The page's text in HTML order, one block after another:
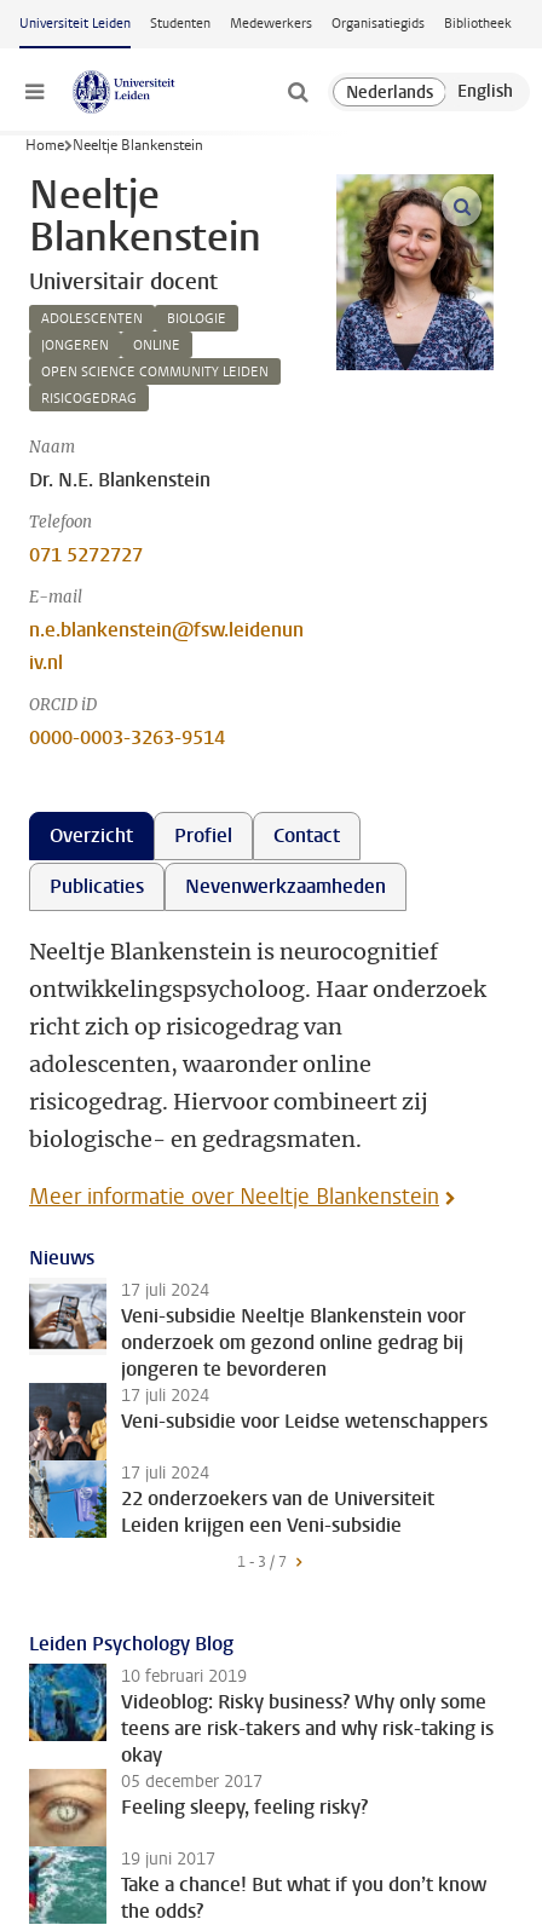
Ga naar hoofdinhoud
Universiteit Leiden Studenten Medewerkers Organisatiegids Bibliotheek
Menu
Home Neeltje Blankenstein
Neeltje
Blankenstein
Universitair docent
ADOLESCENTEN
BIOLOGIE
JONGEREN
ONLINE
OPEN SCIENCE COMMUNITY LEIDEN
RISICOGEDRAG
Naam
Dr. N.E. Blankenstein
Telefoon
071 5272727
E-mail
n.e.blankenstein@fsw.leidenun
iv.nl
ORCID iD
0000-0003-3263-9514
open
Overzicht Profiel
Contact
Publicaties
Nevenwerkzaamheden
Neeltje Blankenstein is neurocognitief
ontwikkelingspsycholoog. Haar onderzoek
richt zich op risicogedrag van
adolescenten, waaronder online
risicogedrag. Hiervoor combineert zij
biologische- en gedragsmaten.
Meer informatie over Neeltje Blankenstein
Nieuws
17 juli 2024
Veni-subsidie Neeltje Blankenstein voor
onderzoek om gezond online gedrag bij
jongeren te bevorderen
17 juli 2024
Veni-subsidie voor Leidse wetenschappers
17 juli 2024
22 onderzoekers van de Universiteit
Leiden krijgen een Veni-subsidie
1 - 3 / 7
Leiden Psychology Blog
10 februari 2019
Videoblog: Risky business? Why only some
teens are risk-takers and why risk-taking is
okay
05 december 2017
Feeling sleepy, feeling risky?
19 juni 2017
Take a chance! But what if you don’t know
the odds?